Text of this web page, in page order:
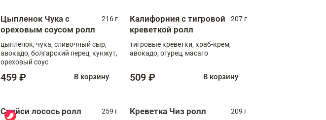
Цыпленок Чука с
ореховым соусом ролл
216 г
цыпленок, чука, сливочный сыр,
авокадо, болгарский перец, кунжут,
ореховый соус
459 ₽ В корзину
Калифорния с тигровой
креветкой ролл
207 г
тигровые креветки, краб-крем,
авокадо, огурец, масаго
509 ₽ В корзину
Спайси лосось ролл 259 г Креветка Чиз ролл 209 г